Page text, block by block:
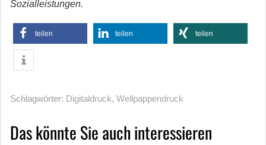
Sozialleistungen.
teilen teilen teilen
Schlagwörter: Digitaldruck, Wellpappendruck
Das könnte Sie auch interessieren